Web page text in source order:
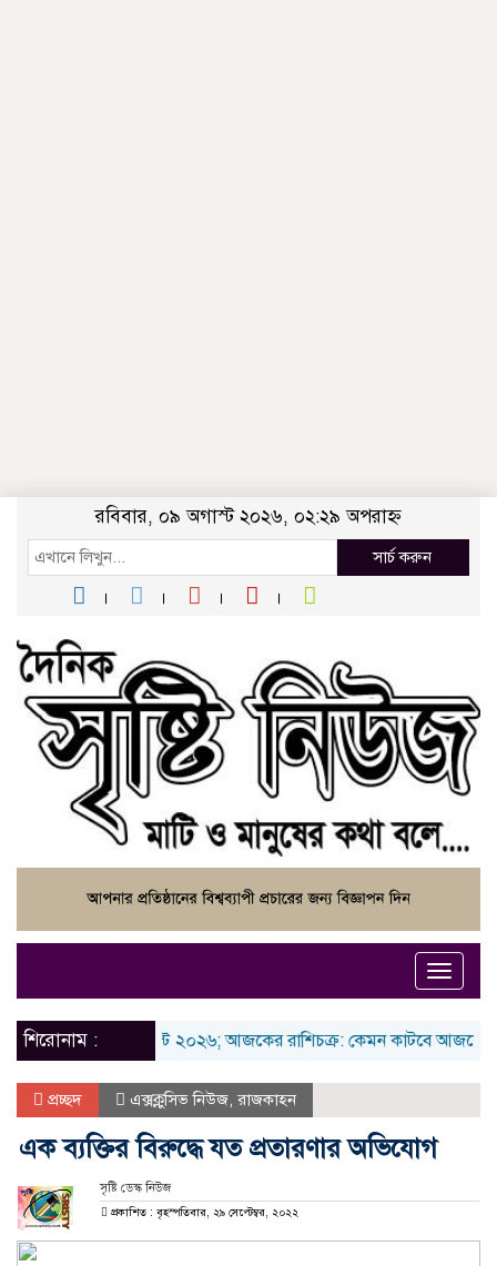
রবিবার, ০৯ অগাস্ট ২০২৬, ০২:২৯ অপরাহ্ন
সার্চ করুন
Toggle
শিরোনাম :
রবিবার ৯ আগস্ট ২০২৬; আজকের রাশিচক্র: কেমন কাটবে আজকের দিনটি
প্রচ্ছদ এক্সক্লুসিভ নিউজ, রাজকাহন
এক ব্যক্তির বিরুদ্ধে যত প্রতারণার অভিযোগ
সৃষ্টি ডেস্ক নিউজ
প্রকাশিত : বৃহস্পতিবার, ২৯ সেপ্টেম্বর, ২০২২